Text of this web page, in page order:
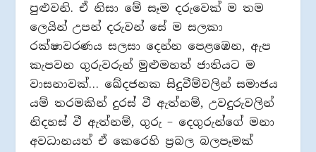
පුළුවනි. ඒ නිසා මේ සෑම දරුවෙක් ම තම
ලෙයින් උපන් දරුවන් සේ ම සලකා
රක්ෂාවරණය සලසා දෙන්න පෙළඹෙන, ඇප
කැපවන ගුරුවරුන් මුළුමහත් ජාතියට ම
වාසනාවක්… ඛේදජනක සිදුවීම්වලින් සමාජය
යම් තරමකින් දුරස් වී ඇත්නම්, උවදුරුවලින්
නිදහස් වී ඇත්නම්, ගුරු – දෙගුරුන්ගේ මනා
අවධානයත් ඒ කෙරෙහි ප‍්‍රබල බලපෑමක්